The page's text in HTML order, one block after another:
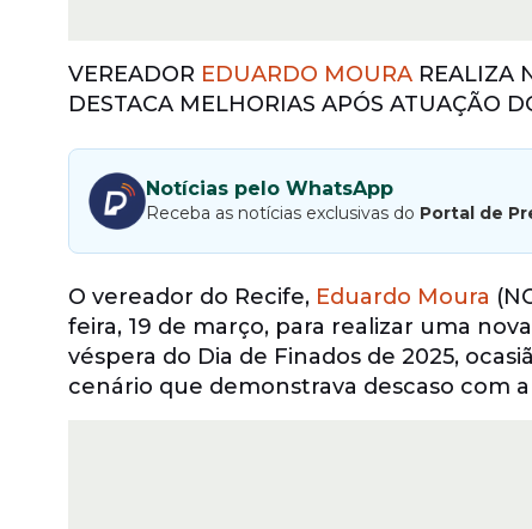
VEREADOR EDUARDO MOURA REALIZA
DESTACA MELHORIAS APÓS ATUAÇÃO
Notícias pelo WhatsApp
Receba as notícias exclusivas do Portal de
O vereador do Recife, Eduardo Moura
feira, 19 de março, para realizar uma
véspera do Dia de Finados de 2025,
cenário que demonstrava descaso com